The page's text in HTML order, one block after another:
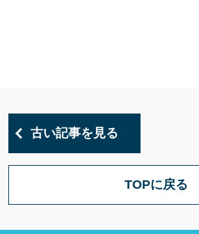
古い記事を見る
TOPに戻る